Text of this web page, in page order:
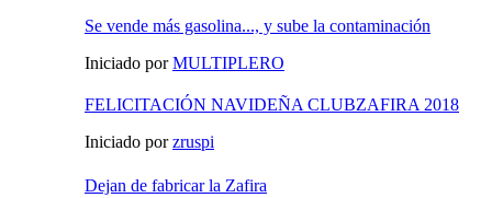
Se vende más gasolina..., y sube la contaminación
Iniciado porMULTIPLERO
FELICITACIÓN NAVIDEÑA CLUBZAFIRA 2018
Iniciado porzruspi
Dejan de fabricar la Zafira